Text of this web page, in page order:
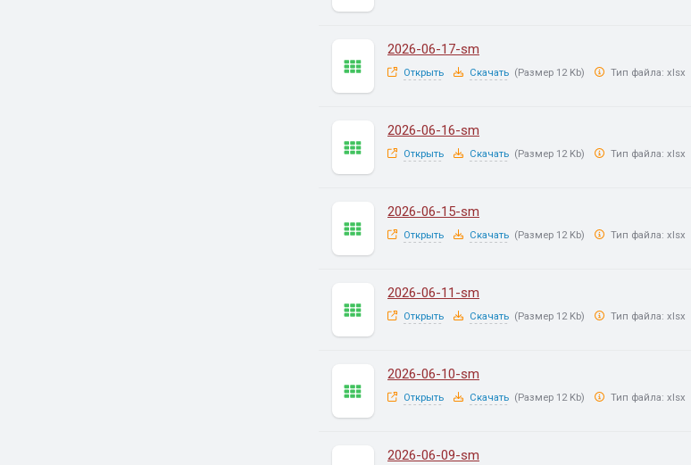
2026-06-17-sm
Открыть Скачать (Размер 12 Kb) Тип файла: xlsx
2026-06-16-sm
Открыть Скачать (Размер 12 Kb) Тип файла: xlsx
2026-06-15-sm
Открыть Скачать (Размер 12 Kb) Тип файла: xlsx
2026-06-11-sm
Открыть Скачать (Размер 12 Kb) Тип файла: xlsx
2026-06-10-sm
Открыть Скачать (Размер 12 Kb) Тип файла: xlsx
2026-06-09-sm